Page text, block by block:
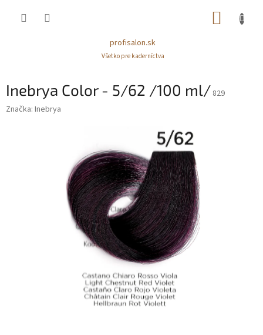
profisalon.sk
Všetko pre kaderníctva
Inebrya Color - 5/62 /100 ml/ 829
Značka: Inebrya